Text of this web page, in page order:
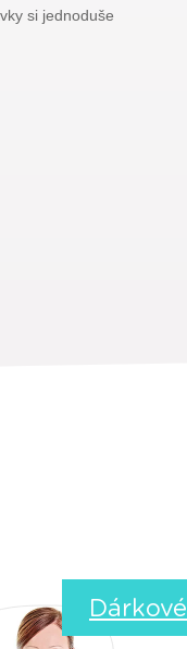
si jednoduše
Dárkové